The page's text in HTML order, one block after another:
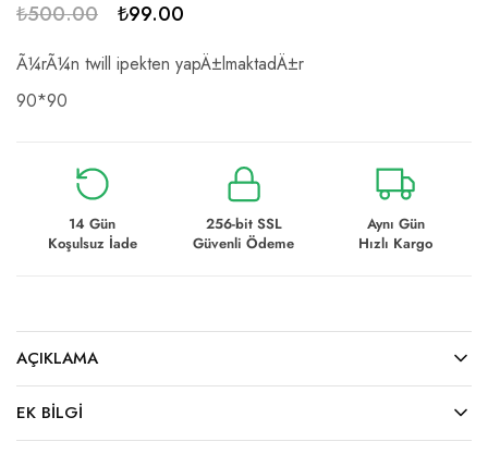
₺500.00 ₺99.00
Ã¼rÃ¼n twill ipekten yapÄ±lmaktadÄ±r
90*90
14 Gün
Koşulsuz İade
256-bit SSL
Güvenli Ödeme
Aynı Gün
Hızlı Kargo
AÇIKLAMA
EK BILGI